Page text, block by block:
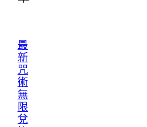
最
新
咒
術
無
限
兌